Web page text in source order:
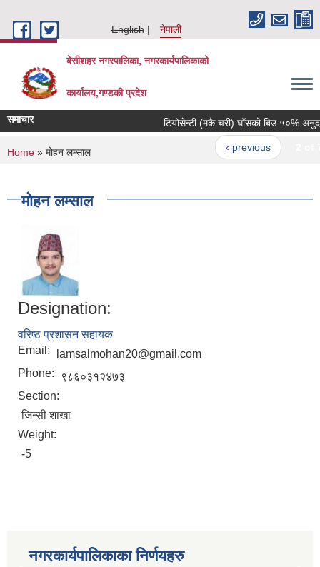
English
नेपाली
बेसीशहर नगरपालिका, नगरकार्यपालिकाको
कार्यालय,गण्डकी प्रदेश
समाचार टियोसेन्टी (मकै चरी) घाँसको बिउ ५०%
‹ previous
You are here
Home » मोहन लम्साल
मोहन लम्साल
Designation:
वरिष्ठ प्रशासन सहायक
Email:
lamsalmohan20@gmail.com
Phone:
९८६०३१२४७३
Section:
जिन्सी शाखा
Weight:
-5
नगरकार्यपालिकाका निर्णयहरु